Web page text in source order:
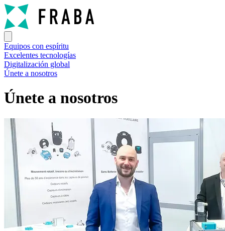
Equipos con espíritu
Excelentes tecnologías
Digitalización global
Únete a nosotros
Únete a nosotros